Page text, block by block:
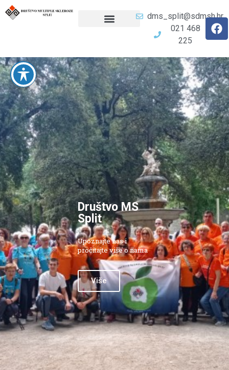
dms_split@sdmsh.hr
021 468
225
Društvo MS
Split
Upoznajte nas i
pročitajte više o nama
Više